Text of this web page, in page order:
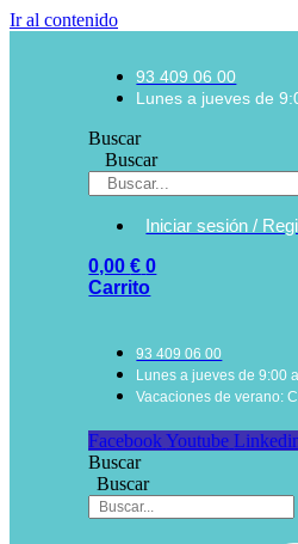
Ir al contenido
93 409 06 00
Lunes a jueves de
Buscar
Buscar
Iniciar sesión /
0,00€ 0
Carrito
93 409 06 00
Lunes a jueves de 9:00
Vacaciones de verano:
Facebook Youtube
Buscar
Buscar